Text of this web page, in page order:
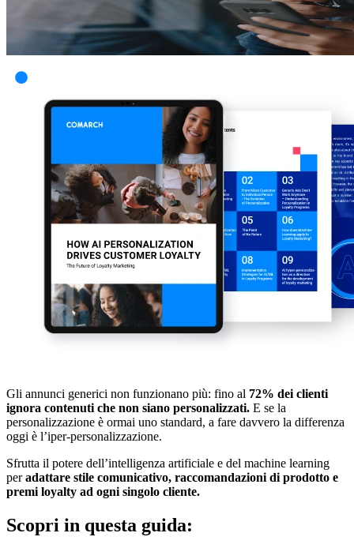
Gli annunci generici non funzionano più: fino al 72% dei clienti
ignora contenuti che non siano personalizzati. E se la
personalizzazione è ormai uno standard, a fare davvero la differenza
oggi è l’iper-personalizzazione.
Sfrutta il potere dell’intelligenza artificiale e del machine learning
peradattare stile comunicativo, raccomandazioni di prodotto e
premi loyalty ad ogni singolo cliente.
Scopri in questa guida: